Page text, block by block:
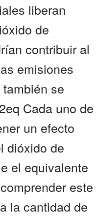
liberan
de
contribuir al
emisiones
se
Cada uno de
un efecto
dióxido de
el equivalente
este
la cantidad de